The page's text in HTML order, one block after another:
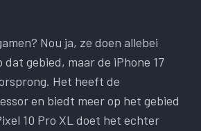
Nou ja, ze doen allebei
gebied, maar de iPhone 17
Het heeft de
en biedt meer op het gebied
10 Pro XL doet het echter